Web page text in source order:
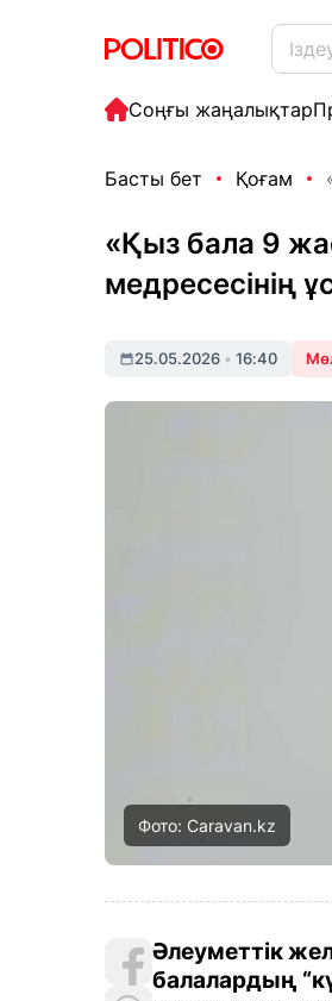
Соңғы жаңалықтар
Басты бет Қоғам
«Қыз бала 9
медресесінің
25.05.2026 • 16:40
Фото: Caravan.kz
Әлеуметтік
балалардың